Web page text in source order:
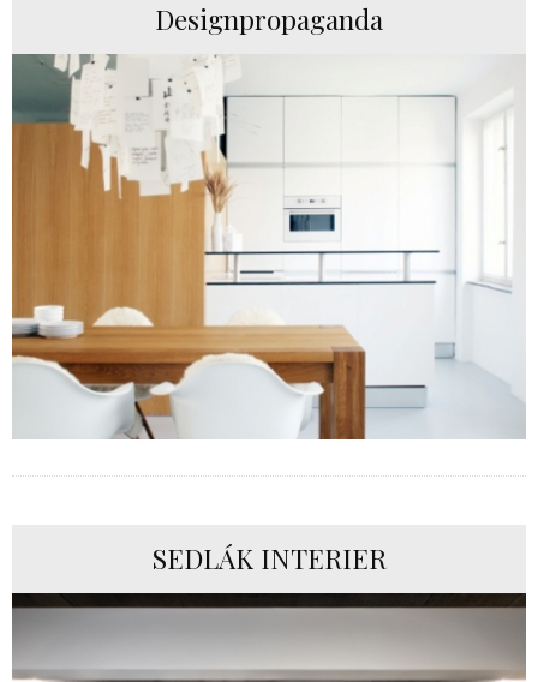
Designpropaganda
SEDLÁK INTERIER